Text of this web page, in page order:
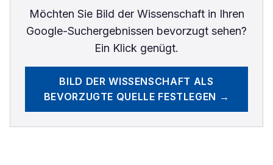
Möchten Sie Bild der Wissenschaftin Ihren
Google-Suchergebnissen bevorzugt sehen?
Ein Klick genügt.
BILD DER WISSENSCHAFT ALS
BEVORZUGTE QUELLE FESTLEGEN →